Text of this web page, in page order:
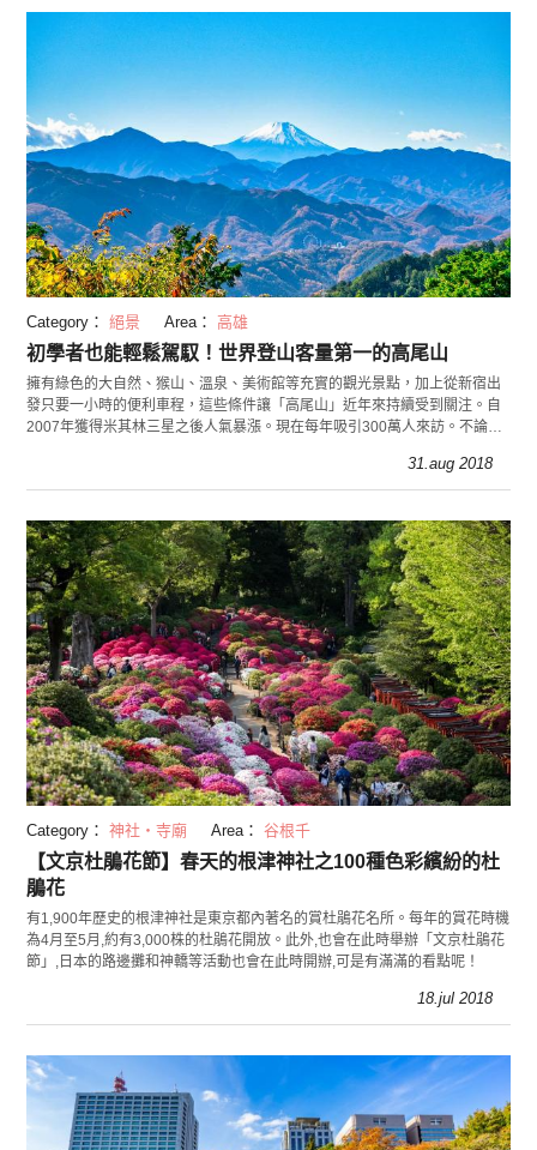
Category： 絕景 Area： 高雄
初學者也能輕鬆駕馭！世界登山客量第一的高尾山
擁有綠色的大自然、猴山、溫泉、美術館等充實的觀光景點，加上從新宿出
發只要一小時的便利車程，這些條件讓「高尾山」近年來持續受到關注。自
2007年獲得米其林三星之後人氣暴漲。現在每年吸引300萬人來訪。不論是
31.aug 2018
Category： 神社・寺廟 Area： 谷根千
【文京杜鵑花節】春天的根津神社之100種色彩繽紛的杜
鵑花
有1,900年歷史的根津神社是東京都內著名的賞杜鵑花名所。每年的賞花時機
為4月至5月,約有3,000株的杜鵑花開放。此外,也會在此時舉辦「文京杜鵑花
節」,日本的路邊攤和神轎等活動也會在此時開辦,可是有滿滿的看點呢！
18.jul 2018